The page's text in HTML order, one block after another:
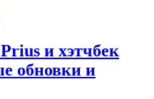
и хэтчбек
обновки и